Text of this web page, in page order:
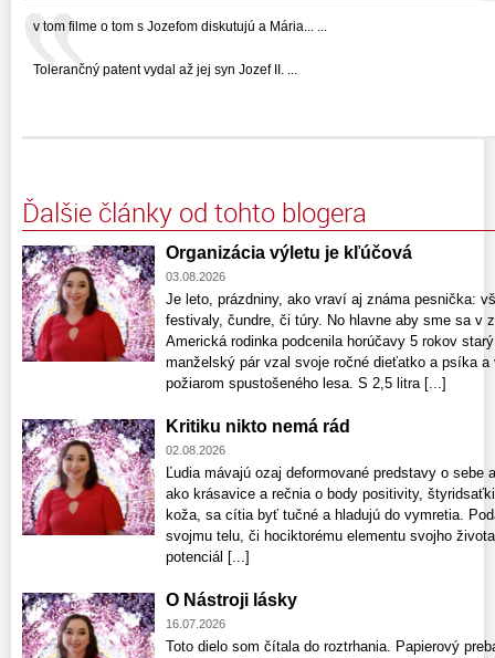
v tom filme o tom s Jozefom diskutujú a Mária... ...
Tolerančný patent vydal až jej syn Jozef II. ...
Ďalšie články od tohto blogera
Organizácia výletu je kľúčová
03.08.2026
Je leto, prázdniny, ako vraví aj známa pesnička:
festivaly, čundre, či túry. No hlavne aby sme sa v
Americká rodinka podcenila horúčavy 5 rokov
manželský pár vzal svoje ročné dieťatko a psíka a
požiarom spustošeného lesa. S 2,5 litra [...]
Kritiku nikto nemá rád
02.08.2026
Ľudia mávajú ozaj deformované predstavy o
ako krásavice a rečnia o body positivity,
koža, sa cítia byť tučné a hladujú do vymretia.
svojmu telu, či hociktorému elementu svojho
potenciál [...]
O Nástroji lásky
16.07.2026
Toto dielo som čítala do roztrhania. Papierový